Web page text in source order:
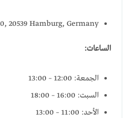
20539 Hamburg, Germany
الساعات:
الجمعة: 12:00 – 13:00
السبت: 16:00 – 18:00
الأحد: 11:00 – 13:00